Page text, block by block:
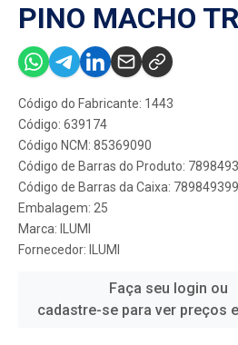
PINO MACHO
Código do Fabricante: 1443
Código: 639174
Código NCM: 85369090
Código de Barras do Produto:
Código de Barras da Caixa:
Embalagem: 25
Marca:
ILUMI
Fornecedor:
ILUMI
Faça seu login ou
cadastre-se para ver preços